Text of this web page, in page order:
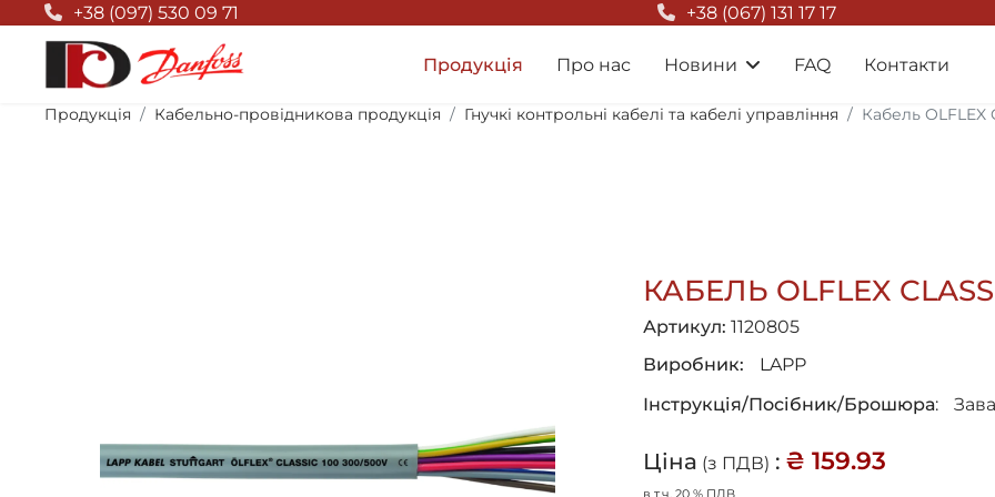
Null Top+38 (097) 530 09 71 +38 (067) 131 17 17
Продукція Про нас Новини FAQ Контакти
Продукція Кабельно-провідникова продукція Гнучкі контрольні кабелі та кабелі управління Кабель OLFLEX
КАБЕЛЬ OLFLEX
Артикул:1120805
Виробник:
LAPP
Інструкція/Посібник/Брошюра:
Ціна (з ПДВ) : ₴ 159.93
в т.ч. 20 % ПДВ